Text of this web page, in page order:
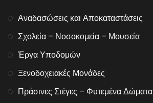
Αναδασώσεις και Αποκαταστάσεις
Σχολεία – Νοσοκομεία – Μουσεία
Έργα Υποδομών
Ξενοδοχειακές Μονάδες
Πράσινες Στέγες – Φυτεμένα Δώματα